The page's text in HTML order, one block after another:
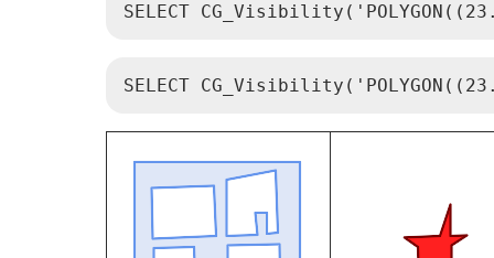
SELECT
SELECT